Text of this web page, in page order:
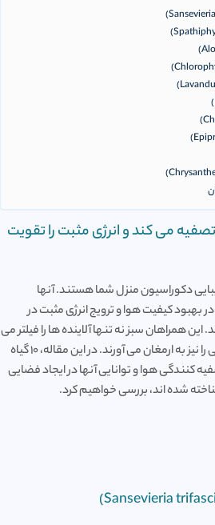
تصفیه می کند و انرژی مثبت را تقویت
دکوراسیون منزل شما هستند. آنها
کیفیت هوا و ترویج انرژی مثبت در
همراهان سبز نه تنها آلاینده ها را فیلتر می
کنند بلکه حس آرامش و سرزندگی را نیز به ارمغان می آورند. در این مقاله، 10 گیاه
کنندگی هوا و توانایی آنها در ایجاد فضایی
شده اند، بررسی خواهیم کرد.